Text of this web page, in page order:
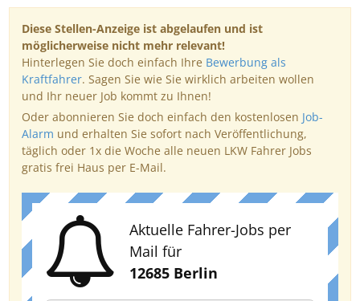
Diese Stellen-Anzeige ist abgelaufen und ist
möglicherweise nicht mehr relevant!
Hinterlegen Sie doch einfach Ihre Bewerbung als
Kraftfahrer. Sagen Sie wie Sie wirklich arbeiten wollen
und Ihr neuer Job kommt zu Ihnen!
Oder abonnieren Sie doch einfach den kostenlosen Job-
Alarm und erhalten Sie sofort nach Veröffentlichung,
täglich oder 1x die Woche alle neuen LKW Fahrer Jobs
gratis frei Haus per E-Mail.
Aktuelle Fahrer-Jobs per
Mail für
12685 Berlin